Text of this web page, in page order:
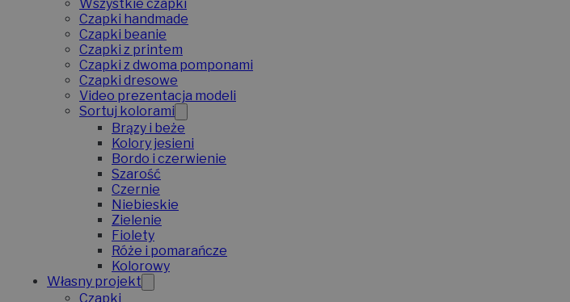
Wszystkie czapki
Czapki handmade
Czapki beanie
Czapki z printem
Czapki z dwoma pomponami
Czapki dresowe
Video prezentacja modeli
Sortuj kolorami
Brązy i beże
Kolory jesieni
Bordo i czerwienie
Szarość
Czernie
Niebieskie
Zielenie
Fiolety
Róże i pomarańcze
Kolorowy
Własny projekt
Czapki